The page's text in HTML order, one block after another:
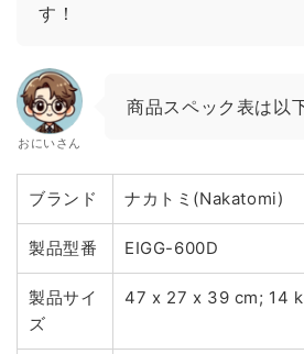
す！
おにいさん
商品スペック表は以
ブランド ナカトミ(Nakatomi)
製品型番 EIGG-600D
製品サイ
ズ
47 x 27 x 39 cm; 14